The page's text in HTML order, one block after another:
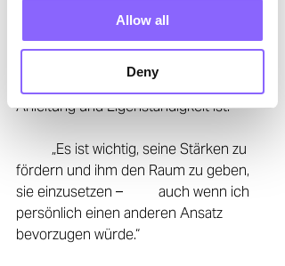
Allow all
Deny
Als Coach für seinen Sohn und
Führungskraft im
Unternehmenskontext weiß Daniel, wie
wichtig das Gleichgewicht zwischen
Anleitung und Eigenständigkeit ist.
fördern und ihm den Raum zu geben,
sie einzusetzen – 	auch wenn ich
persönlich einen anderen Ansatz
bevorzugen würde.“